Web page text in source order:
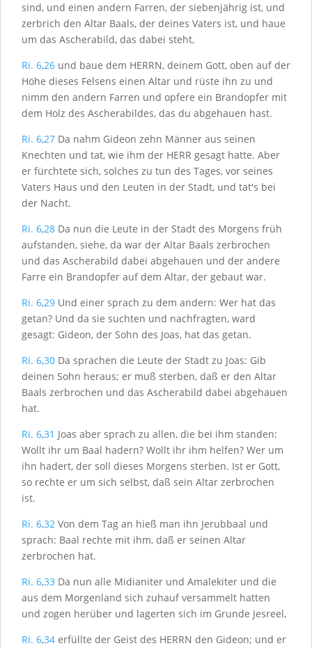
sind, und einen andern Farren, der siebenjährig ist, und
zerbrich den Altar Baals, der deines Vaters ist, und haue
um das Ascherabild, das dabei steht,
Ri. 6,26 und baue dem HERRN, deinem Gott, oben auf der
Höhe dieses Felsens einen Altar und rüste ihn zu und
nimm den andern Farren und opfere ein Brandopfer mit
dem Holz des Ascherabildes, das du abgehauen hast.
Ri. 6,27 Da nahm Gideon zehn Männer aus seinen
Knechten und tat, wie ihm der HERR gesagt hatte. Aber
er fürchtete sich, solches zu tun des Tages, vor seines
Vaters Haus und den Leuten in der Stadt, und tat's bei
der Nacht.
Ri. 6,28 Da nun die Leute in der Stadt des Morgens früh
aufstanden, siehe, da war der Altar Baals zerbrochen
und das Ascherabild dabei abgehauen und der andere
Farre ein Brandopfer auf dem Altar, der gebaut war.
Ri. 6,29 Und einer sprach zu dem andern: Wer hat das
getan? Und da sie suchten und nachfragten, ward
gesagt: Gideon, der Sohn des Joas, hat das getan.
Ri. 6,30 Da sprachen die Leute der Stadt zu Joas: Gib
deinen Sohn heraus; er muß sterben, daß er den Altar
Baals zerbrochen und das Ascherabild dabei abgehauen
hat.
Ri. 6,31 Joas aber sprach zu allen, die bei ihm standen:
Wollt ihr um Baal hadern? Wollt ihr ihm helfen? Wer um
ihn hadert, der soll dieses Morgens sterben. Ist er Gott,
so rechte er um sich selbst, daß sein Altar zerbrochen
ist.
Ri. 6,32 Von dem Tag an hieß man ihn Jerubbaal und
sprach: Baal rechte mit ihm, daß er seinen Altar
zerbrochen hat.
Ri. 6,33 Da nun alle Midianiter und Amalekiter und die
aus dem Morgenland sich zuhauf versammelt hatten
und zogen herüber und lagerten sich im Grunde Jesreel,
Ri. 6,34 erfüllte der Geist des HERRN den Gideon; und er